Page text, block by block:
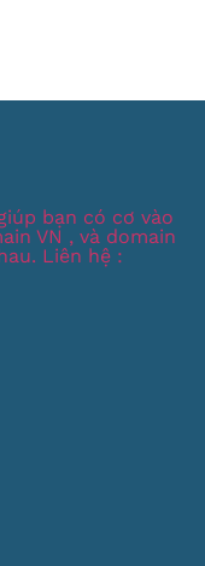
bạn có cơ vào
VN , và domain
Liên hệ :